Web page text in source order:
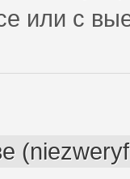
или с